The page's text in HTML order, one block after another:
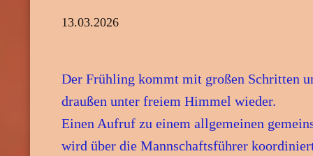
13.03.2026
Der Frühling kommt mit großen Schritten
draußen unter freiem Himmel wieder.
Einen Aufruf zu einem allgemeinen
wird über die Mannschaftsführer